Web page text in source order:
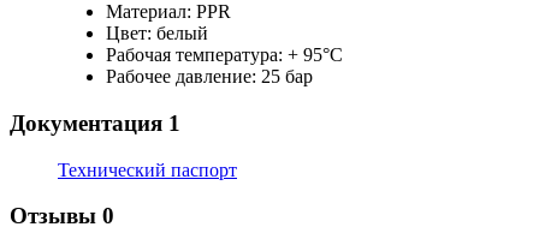
Материал: PPR
Цвет: белый
Рабочая температура: + 95°С
Рабочее давление: 25 бар
Документация 1
Технический паспорт
Отзывы 0